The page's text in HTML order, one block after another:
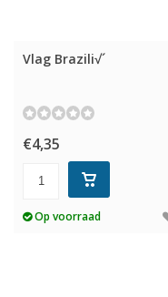
Vlag Brazili√´
€4,35
Op voorraad